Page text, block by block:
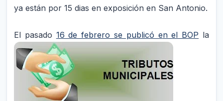
ya están por 15 dias en exposición en San Antonio.
El pasado 16 de febrero se publicó en el BOP la